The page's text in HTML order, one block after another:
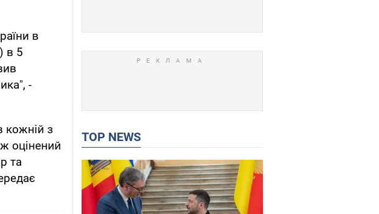
в
в 5
-
кожній з
оцінений
та
TOP NEWS